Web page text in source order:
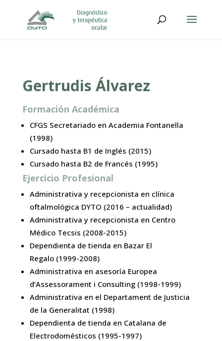
Gertrudis Álvarez
Formación Académica
CFGS Secretariado en Academia Fontanella
(1998)
Cursado hasta B1 de Inglés (2015)
Cursado hasta B2 de Francés (1995)
Ejercicio Profesional
Administrativa y recepcionista en clínica
oftalmológica DYTO (2016 – actualidad)
Administrativa y recepcionista en Centro
Médico Tecsis (2008-2015)
Dependienta de tienda en Bazar El
Regalo (1999-2008)
Administrativa en asesoría Europea
d’Assessorament i Consulting (1998-1999)
Administrativa en el Departament de Justicia
de la Generalitat (1998)
Dependienta de tienda en Catalana de
Electrodomésticos (1995-1997)